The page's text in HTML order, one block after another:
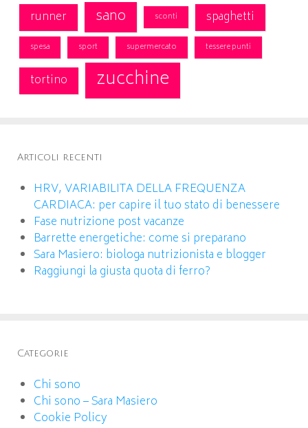
runner sano sconti spaghetti
spesa sport supermercato tessere punti
tortino zucchine
Articoli recenti
HRV, VARIABILITA DELLA FREQUENZA
CARDIACA: per capire il tuo stato di benessere
Fase nutrizione post vacanze
Barrette energetiche: come si preparano
Sara Masiero: biologa nutrizionista e blogger
Raggiungi la giusta quota di ferro?
Categorie
Chi sono
Chi sono – Sara Masiero
Cookie Policy